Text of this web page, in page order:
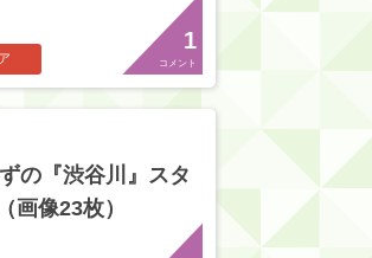
1
コメント
の『渋谷川』スタ
像23枚）